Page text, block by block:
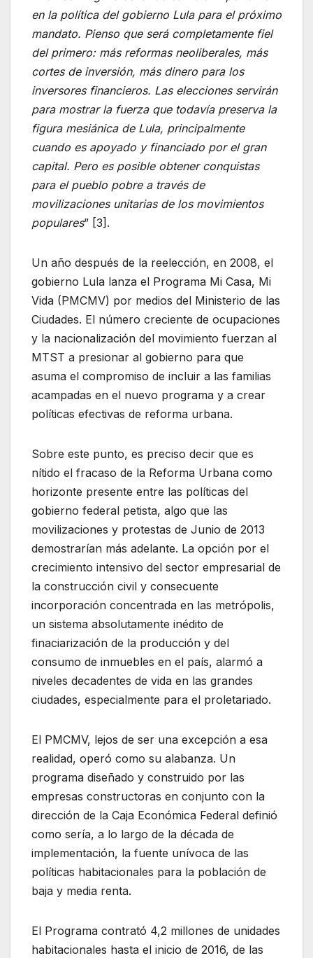
en la política del gobierno Lula para el próximo
mandato. Pienso que será completamente fiel
del primero: más reformas neoliberales, más
cortes de inversión, más dinero para los
inversores financieros. Las elecciones servirán
para mostrar la fuerza que todavía preserva la
figura mesiánica de Lula, principalmente
cuando es apoyado y financiado por el gran
capital. Pero es posible obtener conquistas
para el pueblo pobre a través de
movilizaciones unitarias de los movimientos
populares” [3].
Un año después de la reelección, en 2008, el
gobierno Lula lanza el Programa Mi Casa, Mi
Vida (PMCMV) por medios del Ministerio de las
Ciudades. El número creciente de ocupaciones
y la nacionalización del movimiento fuerzan al
MTST a presionar al gobierno para que
asuma el compromiso de incluir a las familias
acampadas en el nuevo programa y a crear
políticas efectivas de reforma urbana.
Sobre este punto, es preciso decir que es
nítido el fracaso de la Reforma Urbana como
horizonte presente entre las políticas del
gobierno federal petista, algo que las
movilizaciones y protestas de Junio de 2013
demostrarían más adelante. La opción por el
crecimiento intensivo del sector empresarial de
la construcción civil y consecuente
incorporación concentrada en las metrópolis,
un sistema absolutamente inédito de
finaciarización de la producción y del
consumo de inmuebles en el país, alarmó a
niveles decadentes de vida en las grandes
ciudades, especialmente para el proletariado.
El PMCMV, lejos de ser una excepción a esa
realidad, operó como su alabanza. Un
programa diseñado y construido por las
empresas constructoras en conjunto con la
dirección de la Caja Económica Federal definió
como sería, a lo largo de la década de
implementación, la fuente unívoca de las
políticas habitacionales para la población de
baja y media renta.
El Programa contrató 4,2 millones de unidades
habitacionales hasta el inicio de 2016, de las